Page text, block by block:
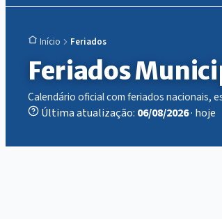
Início Feriados
Feriados
Calendário oficial com feriados nacionais,
Última atualização: 06/08/2026· hoje